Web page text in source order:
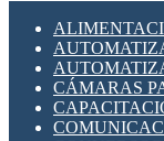
SENSORES
VARIACS
INTERFACES
OTROS
CÁMARAS